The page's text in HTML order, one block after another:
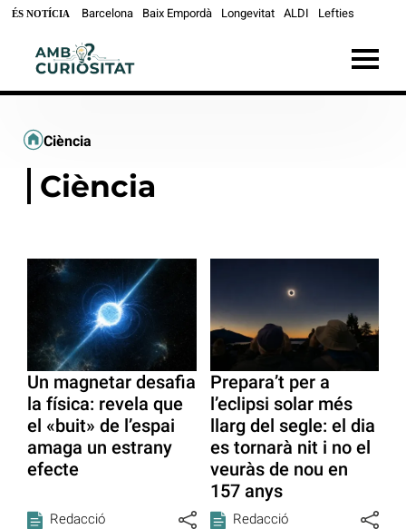
ÉS NOTÍCIA Barcelona Baix Empordà Longevitat ALDI Lefties
Ciència
Ciència
Un magnetar desafia
la física: revela que
el «buit» de l’espai
amaga un estrany
efecte
Redacció
Prepara’t per a
l’eclipsi solar més
llarg del segle: el dia
es tornarà nit i no el
veuràs de nou en
157 anys
Redacció